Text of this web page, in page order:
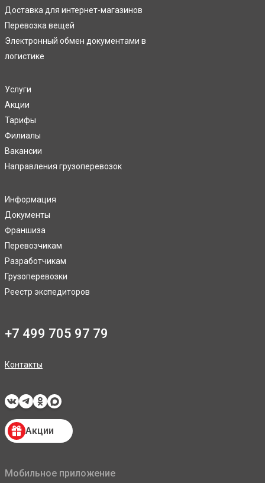
Доставка для интернет-магазинов
Перевозка вещей
Электронный обмен документами в
логистике
Услуги
Акции
Тарифы
Филиалы
Вакансии
Направления грузоперевозок
Информация
Документы
Франшиза
Перевозчикам
Разработчикам
Грузоперевозки
Реестр экспедиторов
+7 499 705 97 79
Контакты
Акции
Мобильное приложение